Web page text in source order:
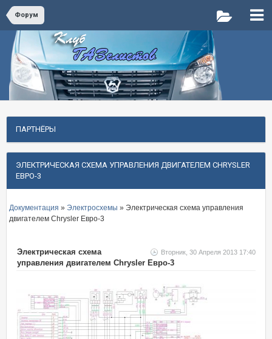
Форум
ПАРТНЁРЫ
ЭЛЕКТРИЧЕСКАЯ СХЕМА УПРАВЛЕНИЯ ДВИГАТЕЛЕМ CHRYSLER
ЕВРО-3
Документация » Электросхемы » Электрическая схема управления
двигателем Chrysler Евро-3
Вторник, 30 Апреля 2013 17:40
Электрическая схема
управления двигателем Chrysler Евро-3